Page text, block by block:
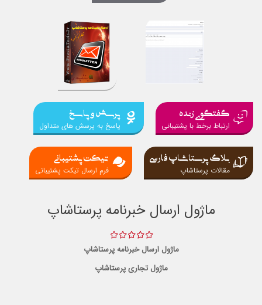
گفتگوی زنده
ارتباط برخط با پشتیبانی
پرسش و پاسخ
پاسخ به پرسش های متداول
بلاگ پرستاشاپ فارسی
مقالات پرستاشاپ
تیکت پشتیبانی
فرم ارسال تیکت پشتیبانی
ماژول ارسال خبرنامه پرستاشاپ
ماژول ارسال خبرنامه پرستاشاپ
ماژول تجاری پرستاشاپ